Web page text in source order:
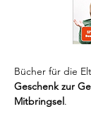
Bücher für die
Geschenk zur
Mitbringsel.